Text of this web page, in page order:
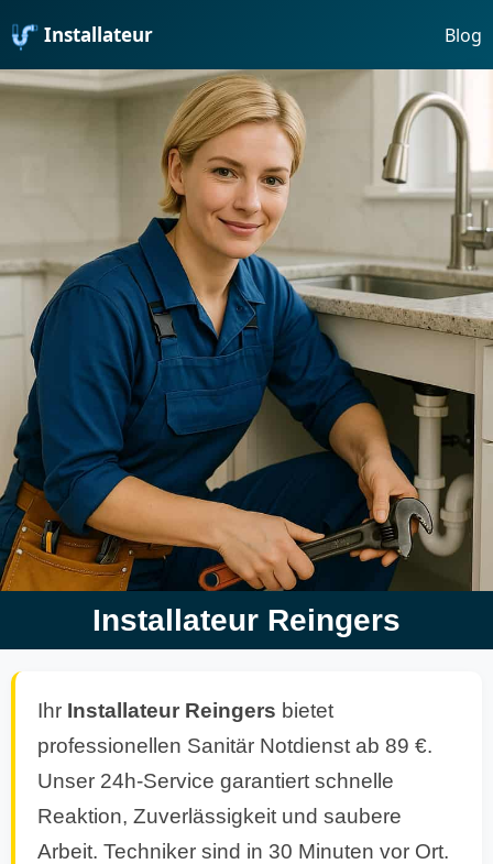
Installateur Blog
Installateur Reingers
Ihr Installateur Reingers bietet
professionellen Sanitär Notdienst ab 89 €.
Unser 24h-Service garantiert schnelle
Reaktion, Zuverlässigkeit und saubere
Arbeit. Techniker sind in 30 Minuten vor Ort.